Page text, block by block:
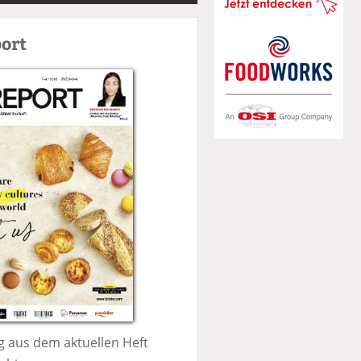
S
u
aus dem aktuellen Heft